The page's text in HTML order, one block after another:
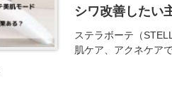
シワ改善したい
ステラボーテ（
肌ケア、アクネケア